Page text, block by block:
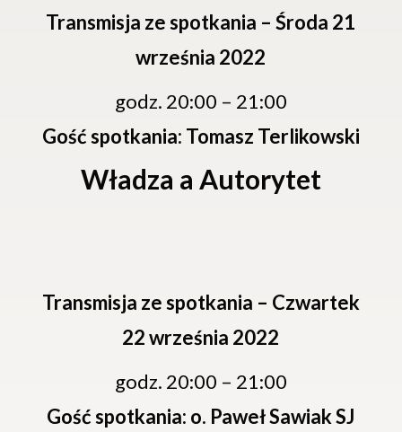
Transmisja ze spotkania – Środa 21
września 2022
godz. 20:00 – 21:00
Gość spotkania: Tomasz Terlikowski
Władza a Autorytet
Transmisja ze spotkania – Czwartek
22 września 2022
godz. 20:00 – 21:00
Gość spotkania: o. Paweł Sawiak SJ